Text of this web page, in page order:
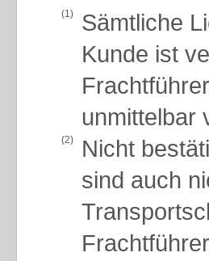
(1)
Sämtliche
Kunde ist
unmittelbar
(2)
Nicht
sind auch